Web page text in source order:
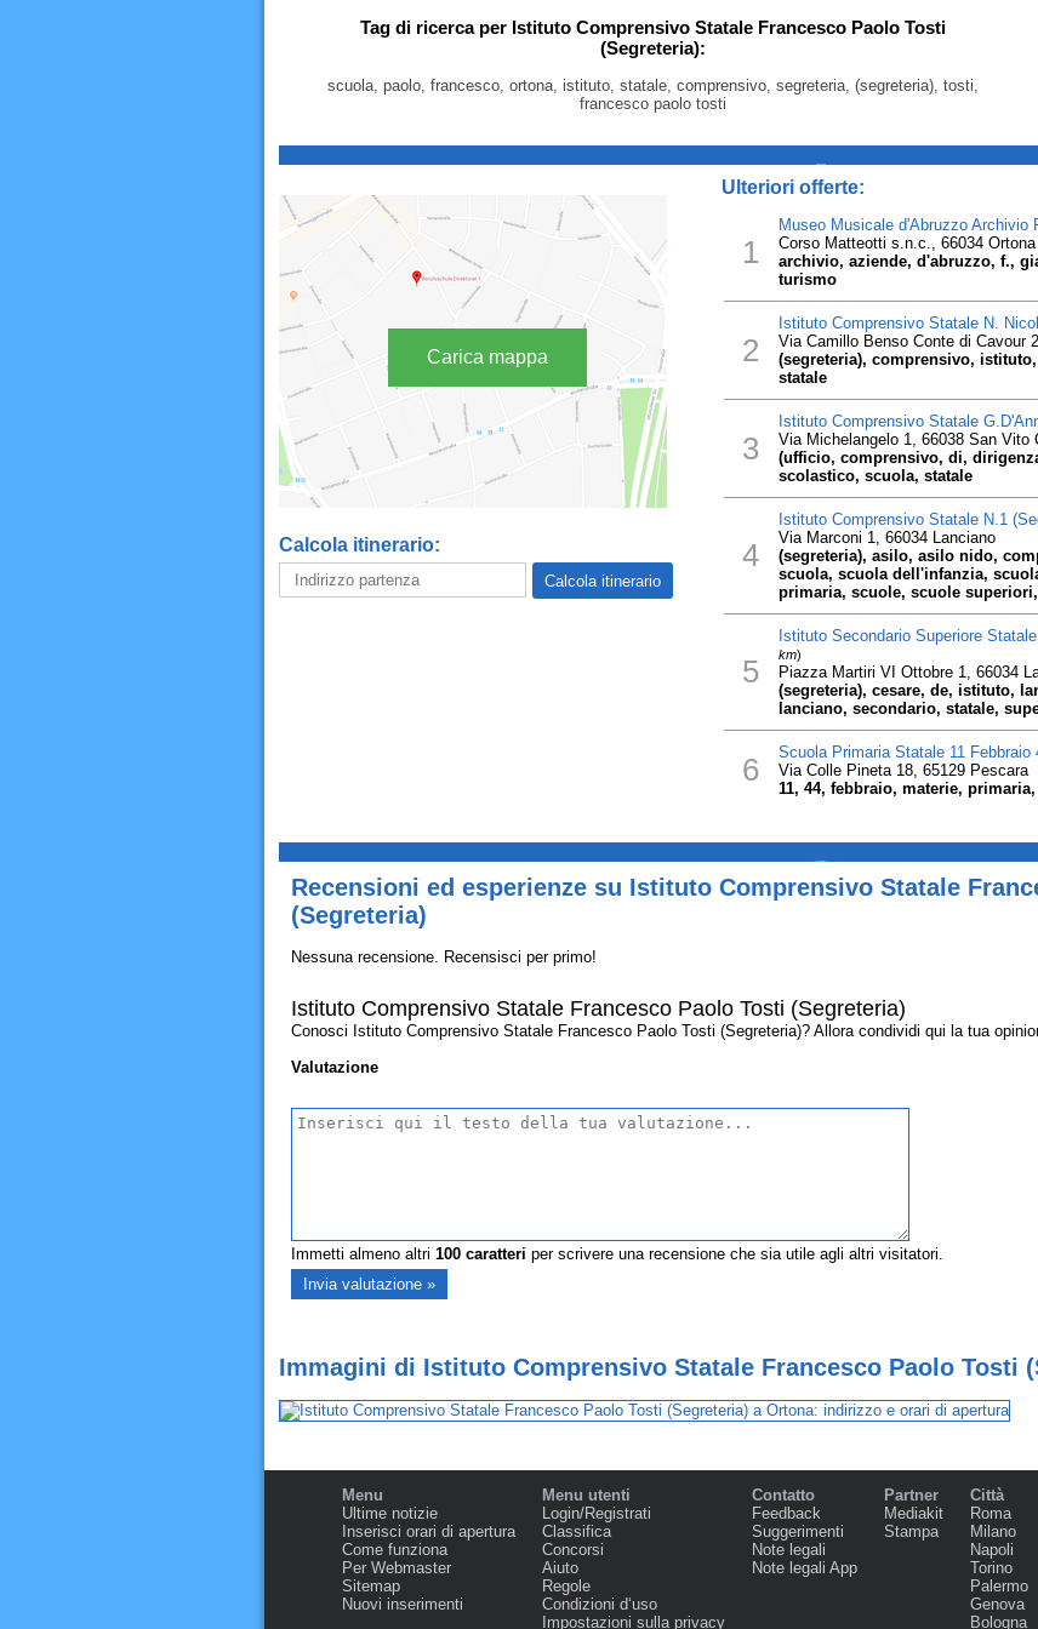
Tag di ricerca per Istituto Comprensivo Statale Francesco Paolo Tosti
(Segreteria):
scuola, paolo, francesco, ortona, istituto, statale, comprensivo, segreteria, (segreteria), tosti,
francesco paolo tosti
Carica mappa
Calcola itinerario:
Ulteriori offerte:
1
Museo Musicale d'Abruzzo Archivio
Corso Matteotti s.n.c., 66034 Ortona
archivio, aziende, d'abruzzo, f.,
turismo
2
Istituto Comprensivo Statale N.
Via Camillo Benso Conte di Cavour
(segreteria), comprensivo,
statale
3
Istituto Comprensivo Statale
Via Michelangelo 1, 66038 San Vito
(ufficio, comprensivo, di,
scolastico, scuola, statale
4
Istituto Comprensivo Statale N.1
Via Marconi 1, 66034 Lanciano
(segreteria), asilo, asilo nido,
scuola, scuola dell'infanzia,
primaria, scuole, scuole
5
Istituto Secondario Superiore
km)
Piazza Martiri VI Ottobre 1, 66034
(segreteria), cesare, de, istituto,
lanciano, secondario, statale,
6 Scuola Primaria Statale 11 Febbraio
Via Colle Pineta 18, 65129 Pescara
11, 44, febbraio, materie,
Recensioni ed esperienze su Istituto Comprensivo Statale
(Segreteria)
Nessuna recensione. Recensisci per primo!
Istituto Comprensivo Statale Francesco Paolo Tosti (Segreteria)
Conosci Istituto Comprensivo Statale Francesco Paolo Tosti (Segreteria)? Allora condividi qui la tua
Valutazione
Immetti almeno altri 100caratteri per scrivere una recensione che sia utile agli altri visitatori.
Immagini di Istituto Comprensivo Statale Francesco Paolo Tosti
Menu
Ultime notizie
Inserisci orari di apertura
Come funziona
Per Webmaster
Sitemap
Nuovi inserimenti
Menu utenti
Login/Registrati
Classifica
Concorsi
Aiuto
Regole
Condizioni d‘uso
Impostazioni sulla privacy
Contatto
Feedback
Suggerimenti
Note legali
Note legali App
Partner
Mediakit
Stampa
Città
Roma
Milano
Napoli
Torino
Palermo
Genova
Bologna